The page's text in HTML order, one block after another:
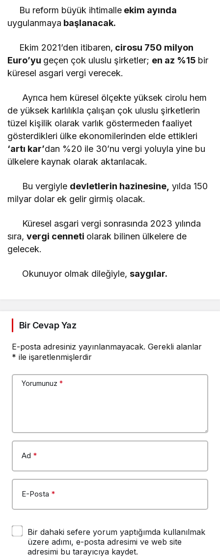
Bu reform büyük ihtimalle ekim ayında
uygulanmaya başlanacak.
Ekim 2021’den itibaren, cirosu 750 milyon
Euro’yu geçen çok uluslu şirketler; en az %15 bir
küresel asgari vergi verecek.
Ayrıca hem küresel ölçekte yüksek cirolu hem
de yüksek karlılıkla çalışan çok uluslu şirketlerin
tüzel kişilik olarak varlık göstermeden faaliyet
gösterdikleri ülke ekonomilerinden elde ettikleri
‘artı kar’dan %20 ile 30’nu vergi yoluyla yine bu
ülkelere kaynak olarak aktarılacak.
Bu vergiyle devletlerin hazinesine, yılda 150
milyar dolar ek gelir girmiş olacak.
Küresel asgari vergi sonrasında 2023 yılında
sıra,vergi cenneti olarak bilinen ülkelere de
gelecek.
Okunuyor olmak dileğiyle,saygılar.
Bir Cevap Yaz
E-posta adresiniz yayınlanmayacak. Gerekli alanlar
* ile işaretlenmişlerdir
Yorumunuz *
Ad *
E-Posta *
Bir dahaki sefere yorum yaptığımda kullanılmak
üzere adımı, e-posta adresimi ve web site
adresimi bu tarayıcıya kaydet.